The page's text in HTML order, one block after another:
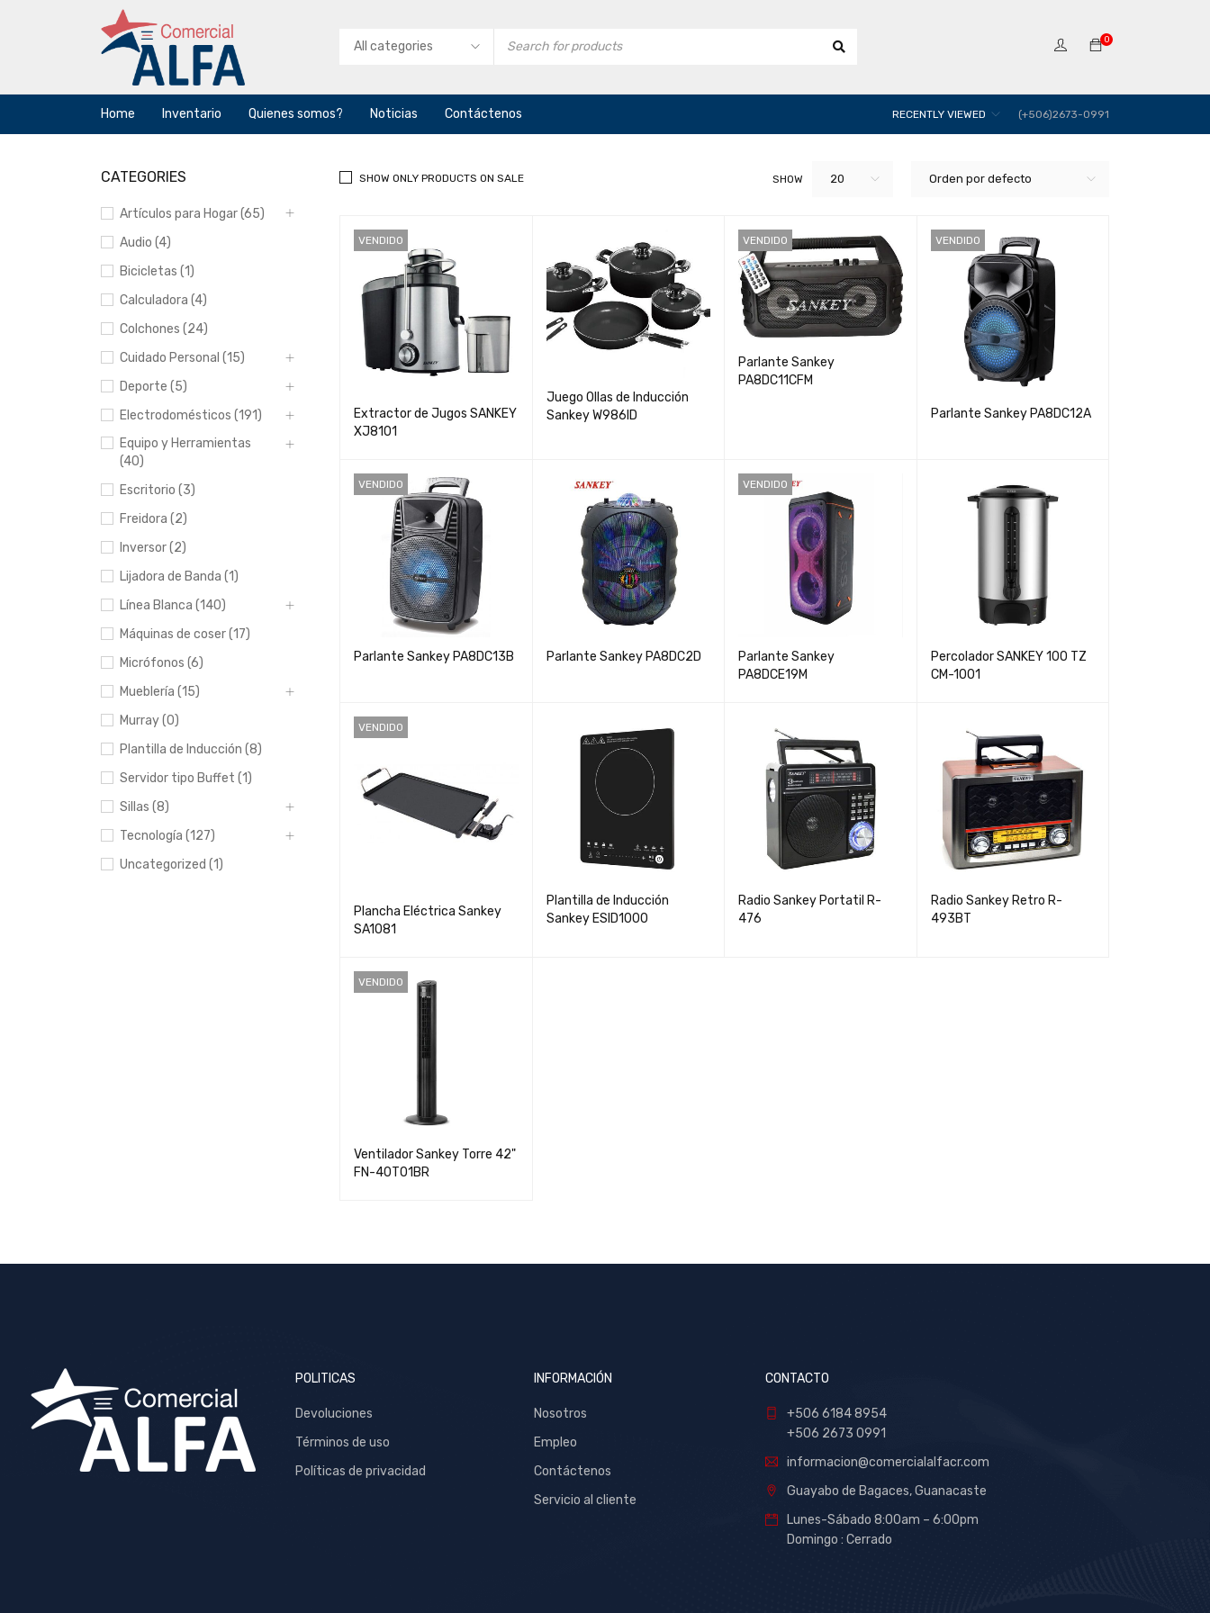
0
Home Inventario Quienes somos? Noticias Contáctenos (+506)2673-0991
RECENTLY VIEWED
CATEGORIES
Artículos para Hogar (65)
Audio (4)
Bicicletas (1)
Calculadora (4)
Colchones (24)
Cuidado Personal (15)
Deporte (5)
Electrodomésticos (191)
Equipo y Herramientas
(40)
Escritorio (3)
Freidora (2)
Inversor (2)
Lijadora de Banda (1)
Línea Blanca (140)
Máquinas de coser (17)
Micrófonos (6)
Mueblería (15)
Murray (0)
Plantilla de Inducción (8)
Servidor tipo Buffet (1)
Sillas (8)
Tecnología (127)
Uncategorized (1)
Orden por defecto
SHOW 20
SHOW ONLY PRODUCTS ON SALE
VENDIDO
Extractor de Jugos SANKEY
XJ8101
Juego Ollas de Inducción
Sankey W986ID
VENDIDO
Parlante Sankey
PA8DC11CFM
VENDIDO
Parlante Sankey PA8DC12A
VENDIDO
Parlante Sankey PA8DC13B Parlante Sankey PA8DC2D
VENDIDO
Parlante Sankey
PA8DCE19M
Percolador SANKEY 100 TZ
CM-1001
VENDIDO
Plancha Eléctrica Sankey
SA1081
Plantilla de Inducción
Sankey ESID1000
Radio Sankey Portatil R-
476
Radio Sankey Retro R-
493BT
VENDIDO
Ventilador Sankey Torre 42"
FN-40T01BR
POLITICAS
Devoluciones
Términos de uso
Políticas de privacidad
INFORMACIÓN
Nosotros
Empleo
Contáctenos
Servicio al cliente
CONTACTO
+506 6184 8954
+506 2673 0991
informacion@comercialalfacr.com
Guayabo de Bagaces, Guanacaste
Lunes-Sábado 8:00am – 6:00pm
Domingo : Cerrado